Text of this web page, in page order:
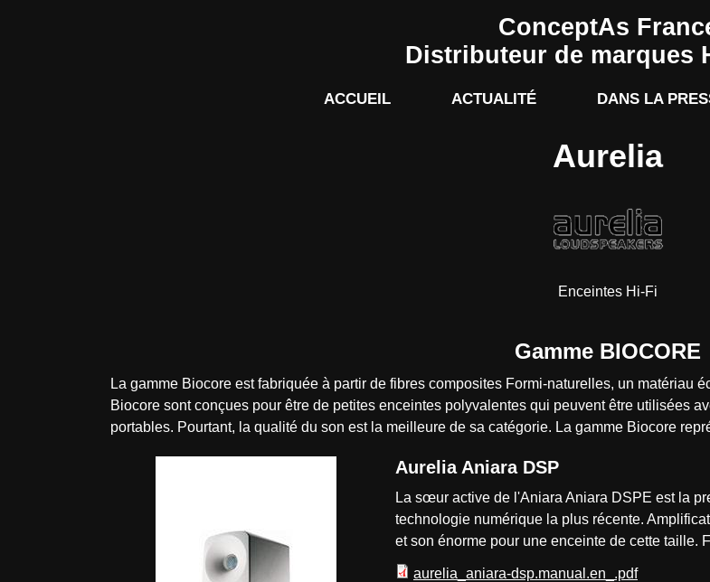
ConceptAs
Distributeur de marques
ACCUEIL ACTUALITÉ DANS LA
Aurelia
Enceintes Hi-Fi
Gamme BIOCORE
La gamme Biocore est fabriquée à partir de fibres composites Formi-naturelles, un matériau
Biocore sont conçues pour être de petites enceintes polyvalentes qui peuvent être utilisées
portables. Pourtant, la qualité du son est la meilleure de sa catégorie. La gamme Biocore
Aurelia Aniara DSP
La sœur active de l'Aniara Aniara DSPE est la
technologie numérique la plus récente.
et son énorme pour une enceinte de cette taille.
aurelia_aniara-dsp.manual.en_.pdf